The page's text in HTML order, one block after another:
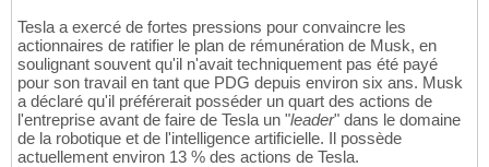
Tesla a exercé de fortes pressions pour convaincre les
actionnaires de ratifier le plan de rémunération de Musk, en
soulignant souvent qu'il n'avait techniquement pas été payé
pour son travail en tant que PDG depuis environ six ans. Musk
a déclaré qu'il préférerait posséder un quart des actions de
l'entreprise avant de faire de Tesla un "leader" dans le domaine
de la robotique et de l'intelligence artificielle. Il possède
actuellement environ 13 % des actions de Tesla.